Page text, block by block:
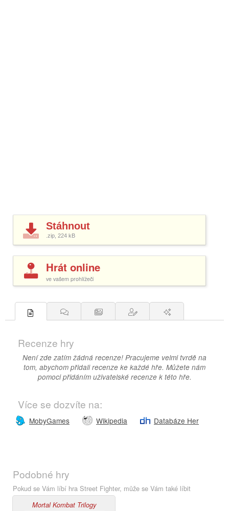
Stáhnout
.zip, 224 kB
Hrát online
ve vašem prohlížeči
Recenze hry
Není zde zatím žádná recenze! Pracujeme velmi tvrdě na
tom, abychom přidali recenze ke každé hře. Můžete nám
pomoci přidáním uživatelské recenze k této hře.
Více se dozvíte na:
MobyGames Wikipedia Databáze Her
Podobné hry
Pokud se Vám líbí hra Street Fighter, může se Vám také líbit
Mortal Kombat Trilogy